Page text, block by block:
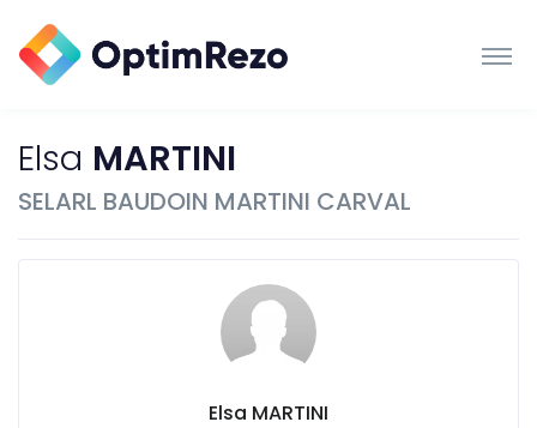
Elsa MARTINI
SELARL BAUDOIN MARTINI CARVAL
Elsa MARTINI